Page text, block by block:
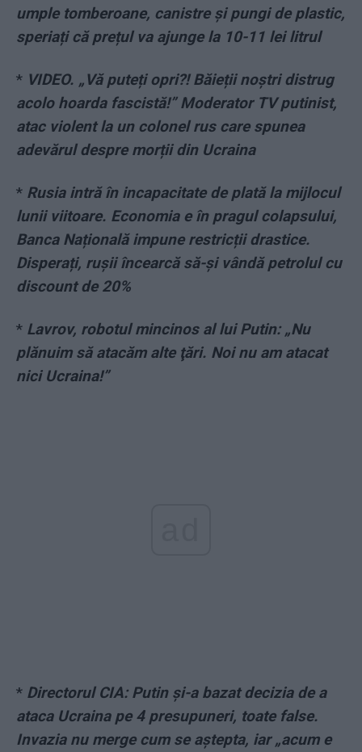
umple tomberoane, canistre și pungi de plastic,
speriați că prețul va ajunge la 10-11 lei litrul
* VIDEO. „Vă puteți opri?! Băieții noștri distrug
acolo hoarda fascistă!” Moderator TV putinist,
atac violent la un colonel rus care spunea
adevărul despre morții din Ucraina
* Rusia intră în incapacitate de plată la mijlocul
lunii viitoare. Economia e în pragul colapsului,
Banca Națională impune restricții drastice.
Disperați, rușii încearcă să-și vândă petrolul cu
discount de 20%
* Lavrov, robotul mincinos al lui Putin: „Nu
plănuim să atacăm alte ţări. Noi nu am atacat
nici Ucraina!”
* Directorul CIA: Putin și-a bazat decizia de a
ataca Ucraina pe 4 presupuneri, toate false.
Invazia nu merge cum se aștepta, iar „acum e